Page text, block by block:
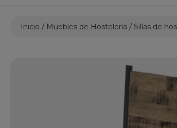
Inicio Muebles de Hostelería Sillas de